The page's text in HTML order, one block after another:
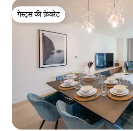
गेस्ट्स की फ़ेवरेट
गेस्ट्स की फ़ेवरेट